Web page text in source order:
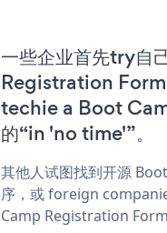
一些企业首先try
Registration Form
techie a Boot
的“in 'no time'”。
其他人试图找到开源
序，或 foreign
Camp Registration